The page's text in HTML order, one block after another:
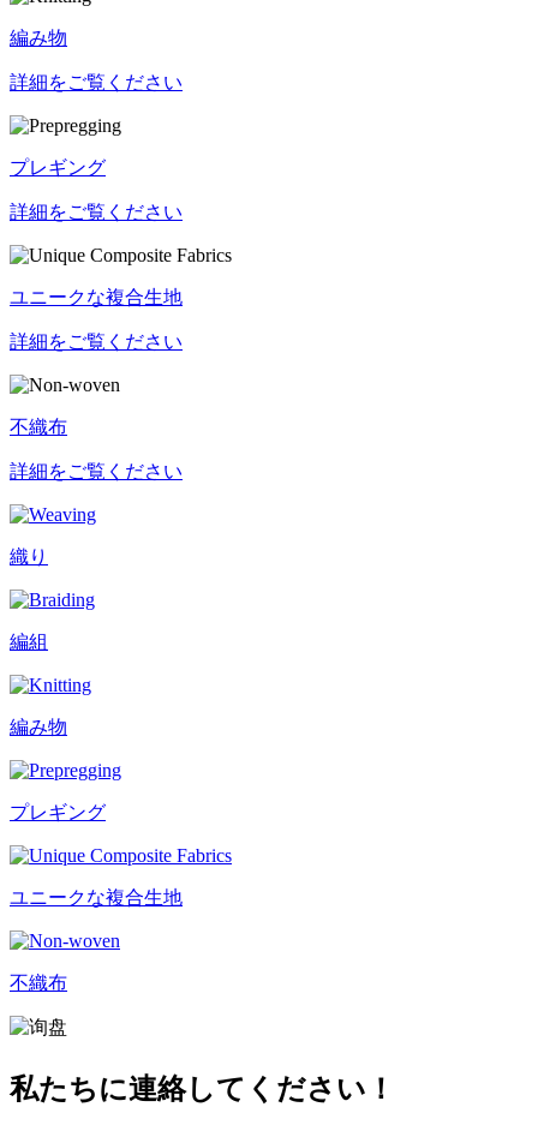
編み物
詳細をご覧ください
プレギング
詳細をご覧ください
ユニークな複合生地
詳細をご覧ください
不織布
詳細をご覧ください
織り
編組
編み物
プレギング
ユニークな複合生地
不織布
私たちに連絡してください！